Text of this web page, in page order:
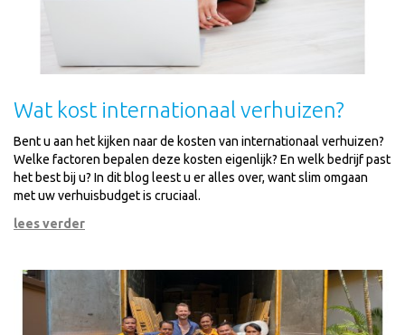
Wat kost internationaal verhuizen?
Bent u aan het kijken naar de kosten van internationaal verhuizen?
Welke factoren bepalen deze kosten eigenlijk? En welk bedrijf past
het best bij u? In dit blog leest u er alles over, want slim omgaan
met uw verhuisbudget is cruciaal.
lees verder